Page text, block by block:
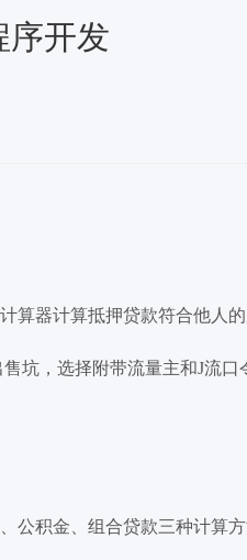
序开发
算器计算抵押贷款符合他人
坑，选择附带流量主和J流
公积金、组合贷款三种计算